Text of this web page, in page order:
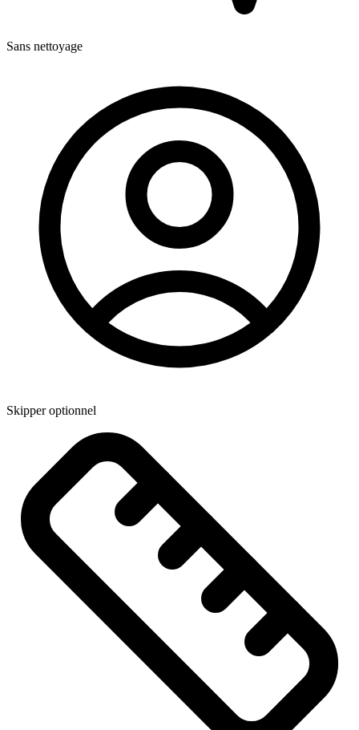
Sans nettoyage
Skipper optionnel